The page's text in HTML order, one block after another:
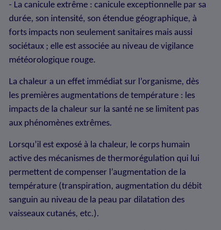
- La canicule extrême : canicule exceptionnelle par sa
durée, son intensité, son étendue géographique, à
forts impacts non seulement sanitaires mais aussi
sociétaux ; elle est associée au niveau de vigilance
météorologique rouge.
La chaleur a un effet immédiat sur l’organisme, dès
les premières augmentations de température : les
impacts de la chaleur sur la santé ne se limitent pas
aux phénomènes extrêmes.
Lorsqu’il est exposé à la chaleur, le corps humain
active des mécanismes de thermorégulation qui lui
permettent de compenser l’augmentation de la
température (transpiration, augmentation du débit
sanguin au niveau de la peau par dilatation des
vaisseaux cutanés, etc.).